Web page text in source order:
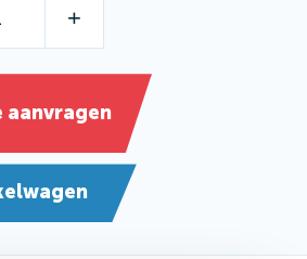
+
aanvragen